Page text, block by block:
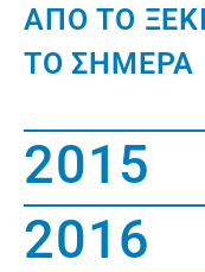
ΑΠΌ ΤΟ
ΤΟ ΣΉΜΕΡΑ
2015
2016